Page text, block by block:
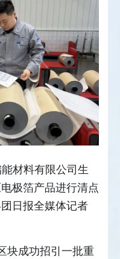
材料有限公司生
极箔产品进行清点
日报全媒体记者
块成功招引一批重